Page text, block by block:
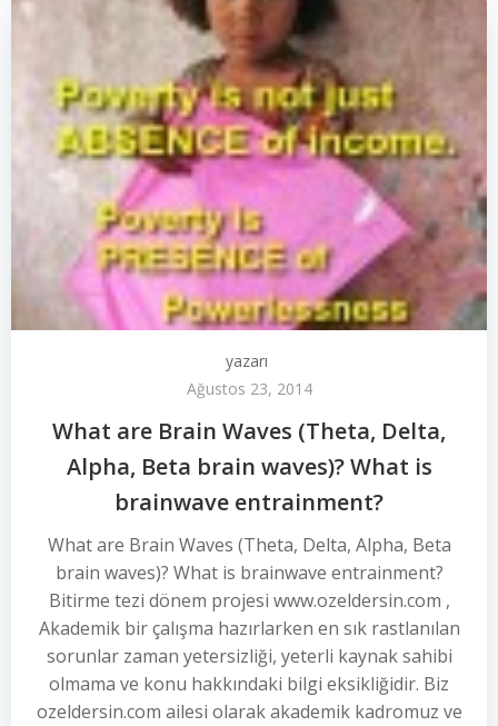
yazarı
Ağustos 23, 2014
What are Brain Waves (Theta, Delta,
Alpha, Beta brain waves)? What is
brainwave entrainment?
What are Brain Waves (Theta, Delta, Alpha, Beta
brain waves)? What is brainwave entrainment?
Bitirme tezi dönem projesi www.ozeldersin.com ,
Akademik bir çalışma hazırlarken en sık rastlanılan
sorunlar zaman yetersizliği, yeterli kaynak sahibi
olmama ve konu hakkındaki bilgi eksikliğidir. Biz
ozeldersin.com ailesi olarak akademik kadromuz ve